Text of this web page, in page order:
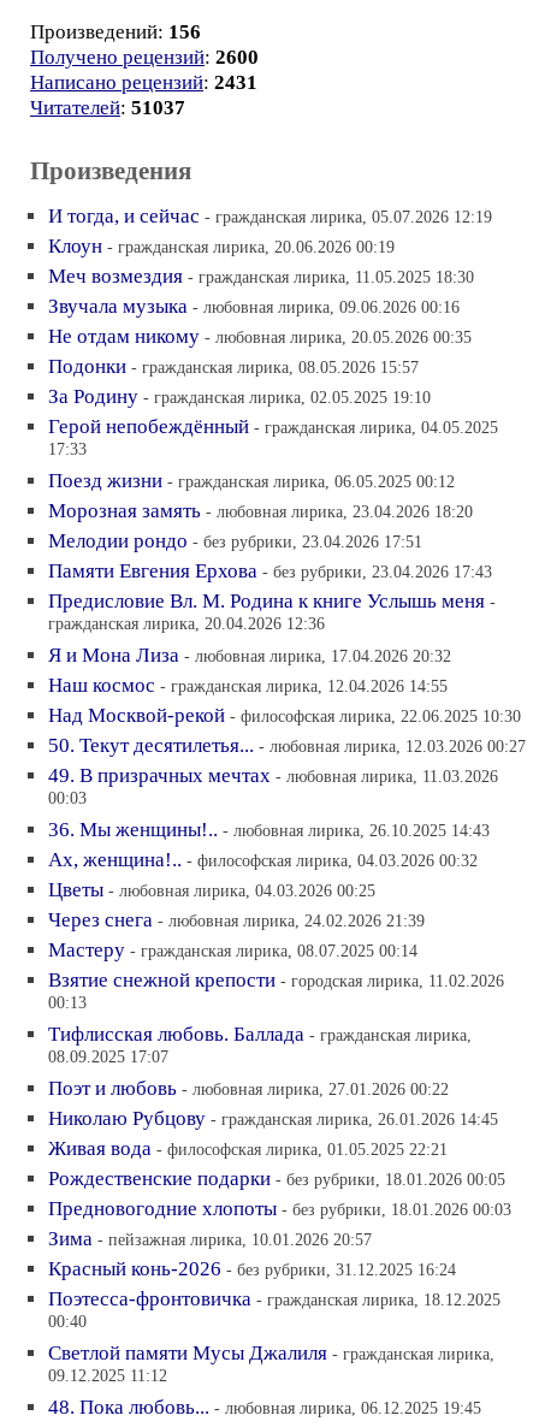
Произведений: 156
Получено рецензий: 2600
Написано рецензий: 2431
Читателей: 51037
Произведения
И тогда, и сейчас - гражданская лирика, 05.07.2026 12:19
Клоун - гражданская лирика, 20.06.2026 00:19
Меч возмездия - гражданская лирика, 11.05.2025 18:30
Звучала музыка - любовная лирика, 09.06.2026 00:16
Не отдам никому - любовная лирика, 20.05.2026 00:35
Подонки - гражданская лирика, 08.05.2026 15:57
За Родину - гражданская лирика, 02.05.2025 19:10
Герой непобеждённый - гражданская лирика, 04.05.2025
17:33
Поезд жизни - гражданская лирика, 06.05.2025 00:12
Морозная замять - любовная лирика, 23.04.2026 18:20
Мелодии рондо - без рубрики, 23.04.2026 17:51
Памяти Евгения Ерхова - без рубрики, 23.04.2026 17:43
Предисловие Вл. М. Родина к книге Услышь меня -
гражданская лирика, 20.04.2026 12:36
Я и Мона Лиза - любовная лирика, 17.04.2026 20:32
Наш космос - гражданская лирика, 12.04.2026 14:55
Над Москвой-рекой - философская лирика, 22.06.2025 10:30
50. Текут десятилетья... - любовная лирика, 12.03.2026 00:27
49. В призрачных мечтах - любовная лирика, 11.03.2026
00:03
36. Мы женщины!.. - любовная лирика, 26.10.2025 14:43
Ах, женщина!.. - философская лирика, 04.03.2026 00:32
Цветы - любовная лирика, 04.03.2026 00:25
Через снега - любовная лирика, 24.02.2026 21:39
Мастеру - гражданская лирика, 08.07.2025 00:14
Взятие снежной крепости - городская лирика, 11.02.2026
00:13
Тифлисская любовь. Баллада - гражданская лирика,
08.09.2025 17:07
Поэт и любовь - любовная лирика, 27.01.2026 00:22
Николаю Рубцову - гражданская лирика, 26.01.2026 14:45
Живая вода - философская лирика, 01.05.2025 22:21
Рождественские подарки - без рубрики, 18.01.2026 00:05
Предновогодние хлопоты - без рубрики, 18.01.2026 00:03
Зима - пейзажная лирика, 10.01.2026 20:57
Красный конь-2026 - без рубрики, 31.12.2025 16:24
Поэтесса-фронтовичка - гражданская лирика, 18.12.2025
00:40
Светлой памяти Мусы Джалиля - гражданская лирика,
09.12.2025 11:12
48. Пока любовь... - любовная лирика, 06.12.2025 19:45